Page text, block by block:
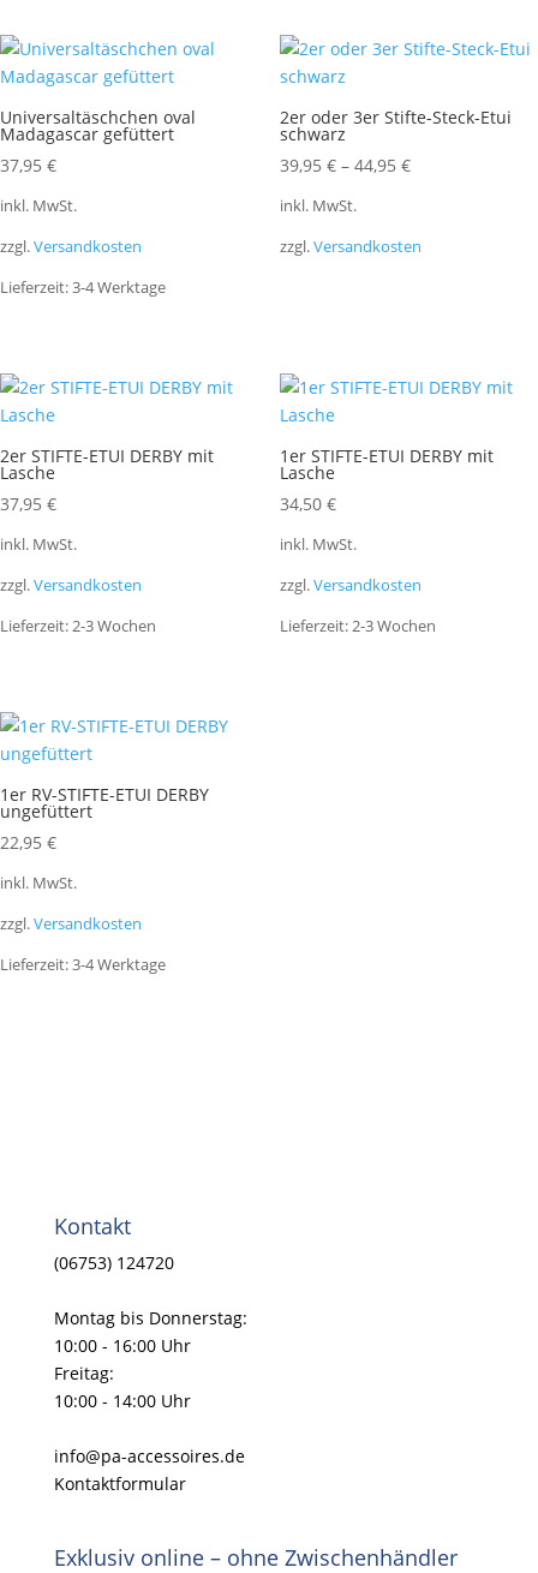
Universaltäschchen oval
Madagascar gefüttert
37,95 €
inkl. MwSt.
zzgl.Versandkosten
Lieferzeit:3-4 Werktage
2er oder 3er Stifte-Steck-Etui
schwarz
39,95 €– 44,95 €
inkl. MwSt.
zzgl.Versandkosten
2er STIFTE-ETUI DERBY mit
Lasche
37,95 €
inkl. MwSt.
zzgl.Versandkosten
Lieferzeit:2-3 Wochen
1er STIFTE-ETUI DERBY mit
Lasche
34,50 €
inkl. MwSt.
zzgl.Versandkosten
Lieferzeit:2-3 Wochen
1er RV-STIFTE-ETUI DERBY
ungefüttert
22,95 €
inkl. MwSt.
zzgl.Versandkosten
Lieferzeit:3-4 Werktage
Kontakt
(06753) 124720
Montag bis Donnerstag:
10:00 - 16:00 Uhr
Freitag:
10:00 - 14:00 Uhr
info@pa-accessoires.de
Kontaktformular
Exklusiv online – ohne Zwischenhändler